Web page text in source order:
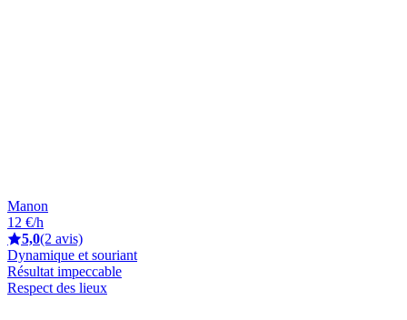
Manon
12 €/h
5,0(2 avis)
Dynamique et souriant
Résultat impeccable
Respect des lieux